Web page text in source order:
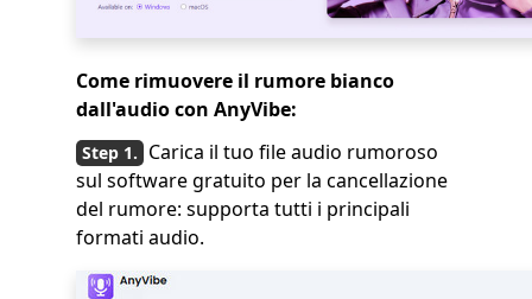
Come rimuovere il rumore bianco
dall'audio con AnyVibe:
Carica il tuo file audio rumoroso
sul software gratuito per la cancellazione
del rumore: supporta tutti i principali
formati audio.